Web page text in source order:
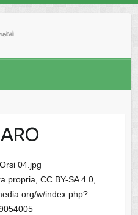
propria, CC BY-SA 4.0,
w/index.php?